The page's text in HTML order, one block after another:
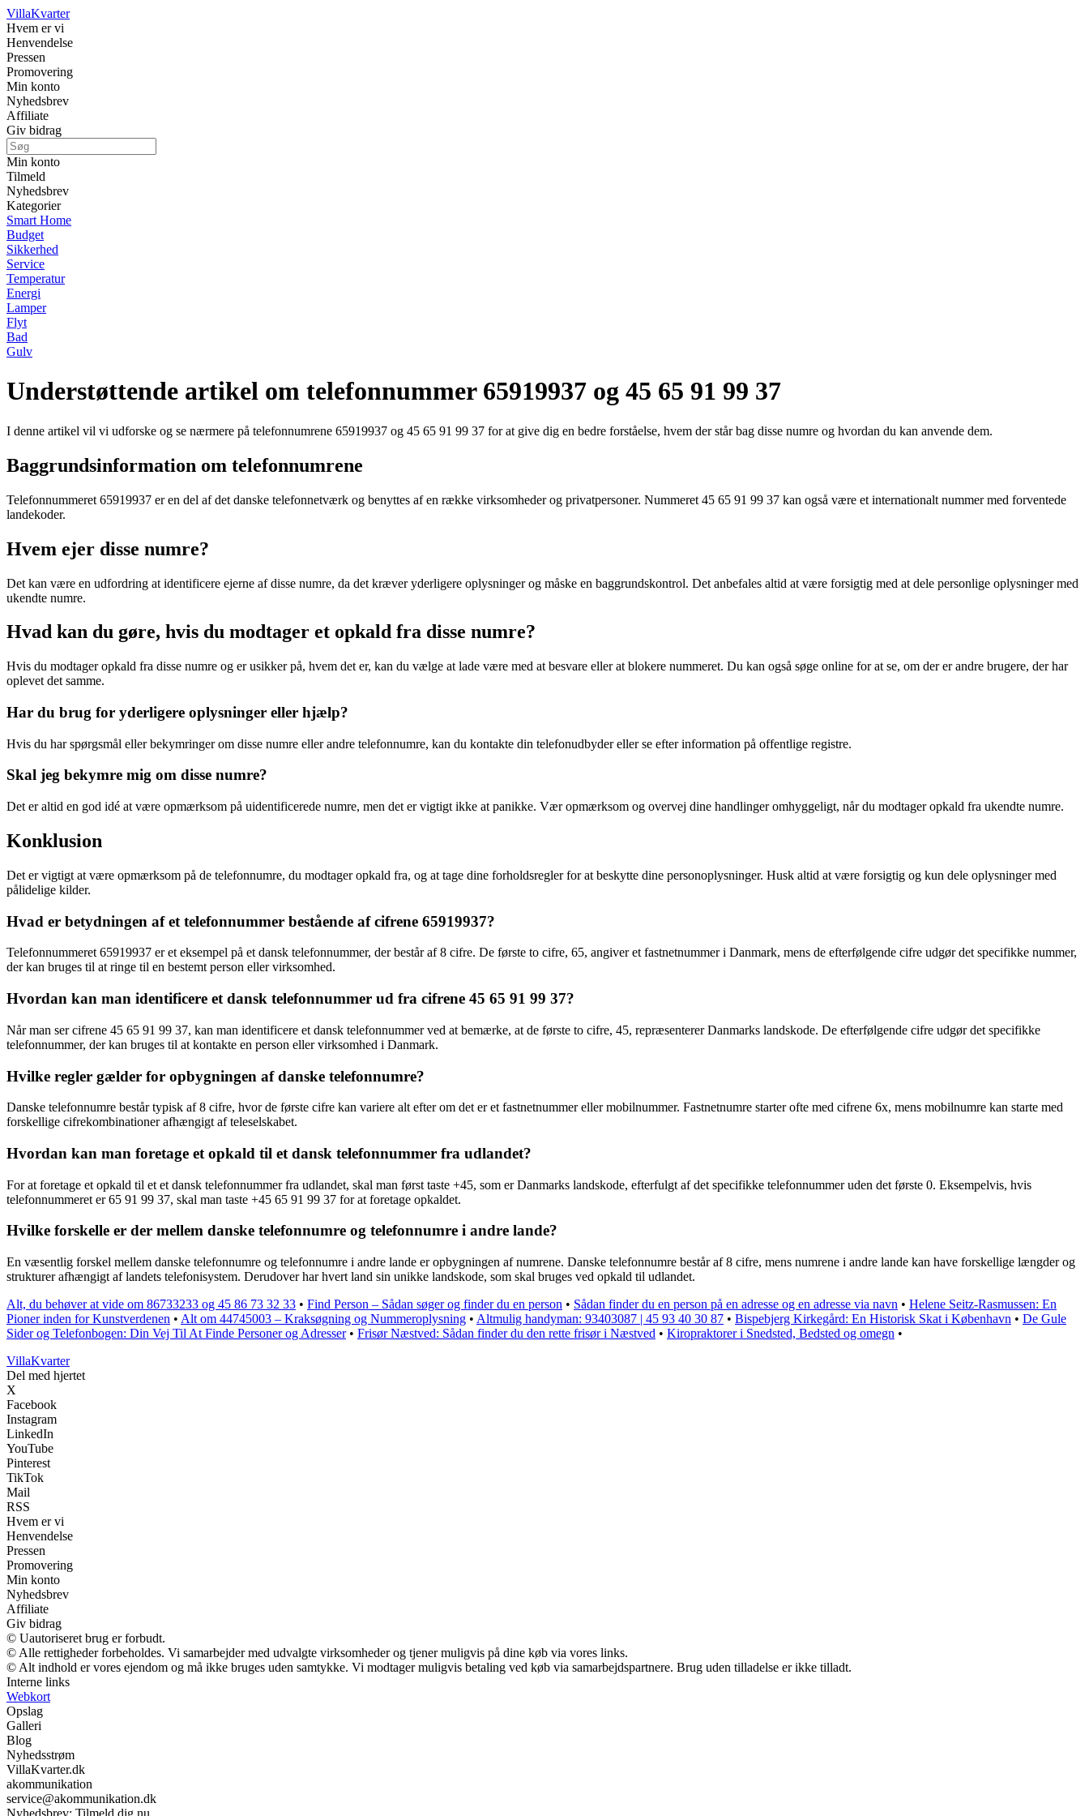
VillaKvarter
Hvem er vi
Henvendelse
Pressen
Promovering
Min konto
Nyhedsbrev
Affiliate
Giv bidrag
Min konto
Tilmeld
Nyhedsbrev
Kategorier
Smart Home
Budget
Sikkerhed
Service
Temperatur
Energi
Lamper
Flyt
Bad
Gulv
Understøttende artikel om telefonnummer 65919937 og 45 65 91 99 37
I denne artikel vil vi udforske og se nærmere på telefonnumrene 65919937 og 45 65 91 99 37 for at give dig en bedre forståelse, hvem der står bag disse numre og hvordan du kan anvende dem.
Baggrundsinformation om telefonnumrene
Telefonnummeret 65919937 er en del af det danske telefonnetværk og benyttes af en række virksomheder og privatpersoner. Nummeret 45 65 91 99 37 kan også være et internationalt nummer med forventede
landekoder.
Hvem ejer disse numre?
Det kan være en udfordring at identificere ejerne af disse numre, da det kræver yderligere oplysninger og måske en baggrundskontrol. Det anbefales altid at være forsigtig med at dele personlige oplysninger med
ukendte numre.
Hvad kan du gøre, hvis du modtager et opkald fra disse numre?
Hvis du modtager opkald fra disse numre og er usikker på, hvem det er, kan du vælge at lade være med at besvare eller at blokere nummeret. Du kan også søge online for at se, om der er andre brugere, der har
oplevet det samme.
Har du brug for yderligere oplysninger eller hjælp?
Hvis du har spørgsmål eller bekymringer om disse numre eller andre telefonnumre, kan du kontakte din telefonudbyder eller se efter information på offentlige registre.
Skal jeg bekymre mig om disse numre?
Det er altid en god idé at være opmærksom på uidentificerede numre, men det er vigtigt ikke at panikke. Vær opmærksom og overvej dine handlinger omhyggeligt, når du modtager opkald fra ukendte numre.
Konklusion
Det er vigtigt at være opmærksom på de telefonnumre, du modtager opkald fra, og at tage dine forholdsregler for at beskytte dine personoplysninger. Husk altid at være forsigtig og kun dele oplysninger med
pålidelige kilder.
Hvad er betydningen af et telefonnummer bestående af cifrene 65919937?
Telefonnummeret 65919937 er et eksempel på et dansk telefonnummer, der består af 8 cifre. De første to cifre, 65, angiver et fastnetnummer i Danmark, mens de efterfølgende cifre udgør det specifikke nummer,
der kan bruges til at ringe til en bestemt person eller virksomhed.
Hvordan kan man identificere et dansk telefonnummer ud fra cifrene 45 65 91 99 37?
Når man ser cifrene 45 65 91 99 37, kan man identificere et dansk telefonnummer ved at bemærke, at de første to cifre, 45, repræsenterer Danmarks landskode. De efterfølgende cifre udgør det specifikke
telefonnummer, der kan bruges til at kontakte en person eller virksomhed i Danmark.
Hvilke regler gælder for opbygningen af danske telefonnumre?
Danske telefonnumre består typisk af 8 cifre, hvor de første cifre kan variere alt efter om det er et fastnetnummer eller mobilnummer. Fastnetnumre starter ofte med cifrene 6x, mens mobilnumre kan starte med
forskellige cifrekombinationer afhængigt af teleselskabet.
Hvordan kan man foretage et opkald til et dansk telefonnummer fra udlandet?
For at foretage et opkald til et et dansk telefonnummer fra udlandet, skal man først taste +45, som er Danmarks landskode, efterfulgt af det specifikke telefonnummer uden det første 0. Eksempelvis, hvis
telefonnummeret er 65 91 99 37, skal man taste +45 65 91 99 37 for at foretage opkaldet.
Hvilke forskelle er der mellem danske telefonnumre og telefonnumre i andre lande?
En væsentlig forskel mellem danske telefonnumre og telefonnumre i andre lande er opbygningen af numrene. Danske telefonnumre består af 8 cifre, mens numrene i andre lande kan have forskellige længder og
strukturer afhængigt af landets telefonisystem. Derudover har hvert land sin unikke landskode, som skal bruges ved opkald til udlandet.
Alt, du behøver at vide om 86733233 og 45 86 73 32 33 • Find Person – Sådan søger og finder du en person • Sådan finder du en person på en adresse og en adresse via navn • Helene Seitz-Rasmussen: En
Pioner inden for Kunstverdenen • Alt om 44745003 – Kraksøgning og Nummeroplysning • Altmulig handyman: 93403087 | 45 93 40 30 87 • Bispebjerg Kirkegård: En Historisk Skat i København • De Gule
Sider og Telefonbogen: Din Vej Til At Finde Personer og Adresser• Frisør Næstved: Sådan finder du den rette frisør i Næstved • Kiropraktorer i Snedsted, Bedsted og omegn •
VillaKvarter
Del med hjertet
X
Facebook
Instagram
LinkedIn
YouTube
Pinterest
TikTok
Mail
RSS
Hvem er vi
Henvendelse
Pressen
Promovering
Min konto
Nyhedsbrev
Affiliate
Giv bidrag
© Uautoriseret brug er forbudt.
© Alle rettigheder forbeholdes. Vi samarbejder med udvalgte virksomheder og tjener muligvis på dine køb via vores links.
© Alt indhold er vores ejendom og må ikke bruges uden samtykke. Vi modtager muligvis betaling ved køb via samarbejdspartnere. Brug uden tilladelse er ikke tilladt.
Interne links
Webkort
Opslag
Galleri
Blog
Nyhedsstrøm
VillaKvarter.dk
akommunikation
service@akommunikation.dk